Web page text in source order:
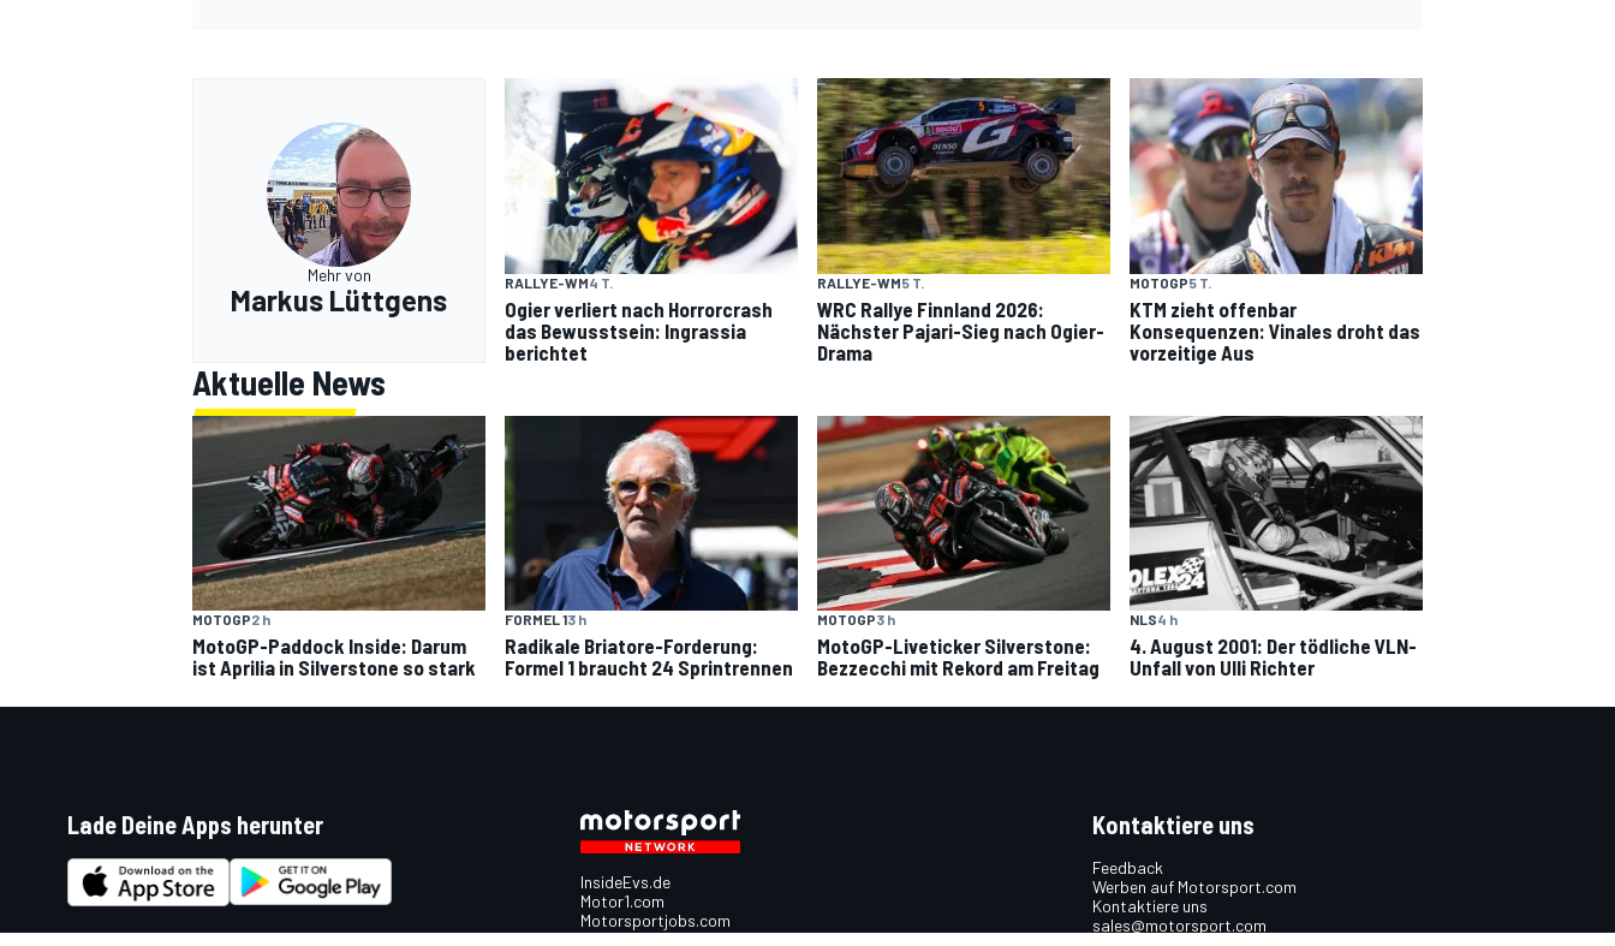
Mehr von
Markus Lüttgens
RALLYE-WM4 T.
Ogier verliert nach Horrorcrash
das Bewusstsein: Ingrassia
berichtet
RALLYE-WM5 T.
WRC Rallye Finnland 2026:
Nächster Pajari-Sieg nach Ogier-
Drama
MOTOGP5 T.
KTM zieht offenbar
Konsequenzen: Vinales droht das
vorzeitige Aus
Aktuelle News
MOTOGP2 h
MotoGP-Paddock Inside: Darum
ist Aprilia in Silverstone so stark
FORMEL 13 h
Radikale Briatore-Forderung:
Formel 1 braucht 24 Sprintrennen
MOTOGP3 h
MotoGP-Liveticker Silverstone:
Bezzecchi mit Rekord am Freitag
NLS4 h
4. August 2001: Der tödliche VLN-
Unfall von Ulli Richter
Lade Deine Apps herunter
InsideEvs.de
Motor1.com
Motorsportjobs.com
Autosport.com
Kontaktiere uns
Feedback
Werben auf Motorsport.com
Kontaktiere uns
sales@motorsport.com